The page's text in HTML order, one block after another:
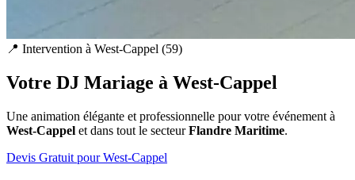
📍 Intervention à West-Cappel (59)
Votre DJ Mariage à West-Cappel
Une animation élégante et professionnelle pour votre événement à
West-Cappel et dans tout le secteurFlandre Maritime.
Devis Gratuit pourWest-Cappel